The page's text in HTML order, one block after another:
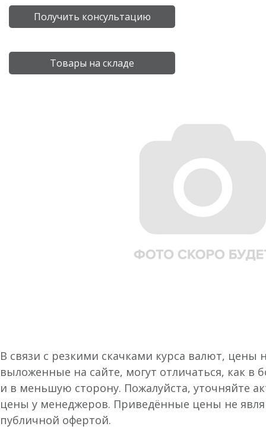
Получить консультацию
Товары на складе
В связи с резкими скачками курса валют, цены
выложенные на сайте, могут отличаться, как в
и в меньшую сторону. Пожалуйста, уточняйте
цены у менеджеров. Приведённые цены не
публичной офертой.